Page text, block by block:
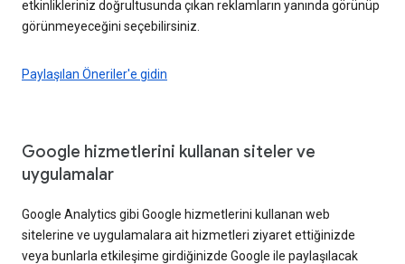
etkinlikleriniz doğrultusunda çıkan reklamların yanında görünüp
görünmeyeceğini seçebilirsiniz.
Paylaşılan Öneriler'e gidin
Google hizmetlerini kullanan siteler ve
uygulamalar
Google Analytics gibi Google hizmetlerini kullanan web
sitelerine ve uygulamalara ait hizmetleri ziyaret ettiğinizde
veya bunlarla etkileşime girdiğinizde Google ile paylaşılacak